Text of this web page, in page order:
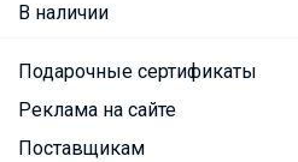
В наличии
Подарочные сертификаты
Реклама на сайте
Поставщикам